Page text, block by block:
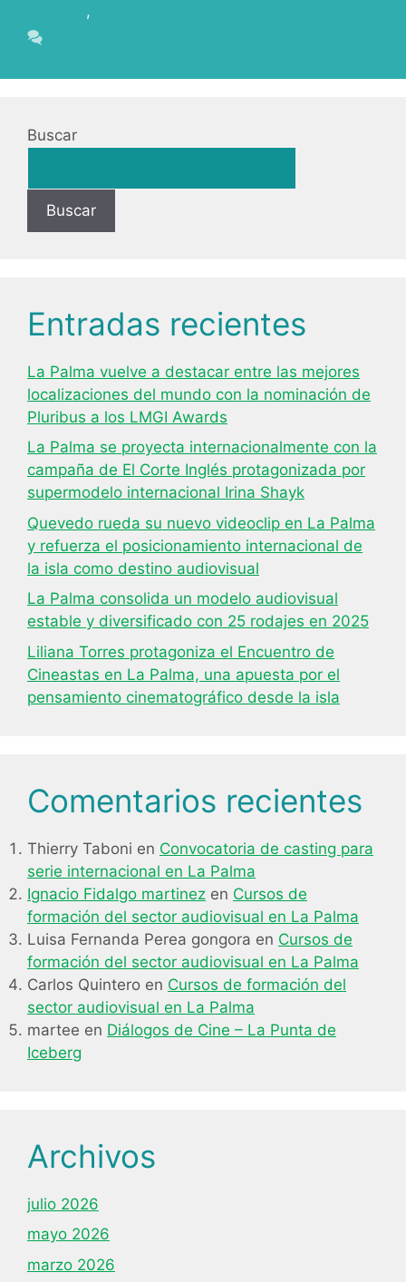
,
Buscar
Buscar
Entradas recientes
La Palma vuelve a destacar entre las mejores
localizaciones del mundo con la nominación de
Pluribus a los LMGI Awards
La Palma se proyecta internacionalmente con la
campaña de El Corte Inglés protagonizada por
supermodelo internacional Irina Shayk
Quevedo rueda su nuevo videoclip en La Palma
y refuerza el posicionamiento internacional de
la isla como destino audiovisual
La Palma consolida un modelo audiovisual
estable y diversificado con 25 rodajes en 2025
Liliana Torres protagoniza el Encuentro de
Cineastas en La Palma, una apuesta por el
pensamiento cinematográfico desde la isla
Comentarios recientes
Thierry Taboni en Convocatoria de casting para
serie internacional en La Palma
Ignacio Fidalgo martinez en Cursos de
formación del sector audiovisual en La Palma
Luisa Fernanda Perea gongora en Cursos de
formación del sector audiovisual en La Palma
Carlos Quintero en Cursos de formación del
sector audiovisual en La Palma
martee en Diálogos de Cine – La Punta de
Iceberg
Archivos
julio 2026
mayo 2026
marzo 2026